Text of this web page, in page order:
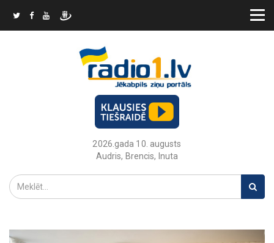
2026.gada 10. augusts
Audris, Brencis, Inuta